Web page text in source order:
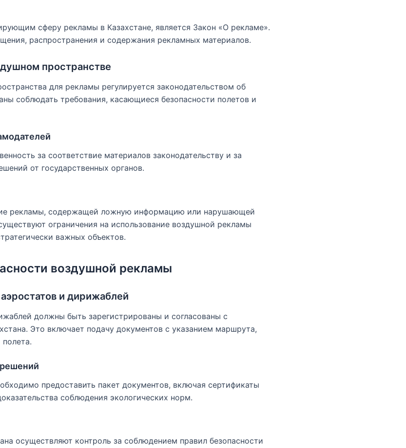
сферу рекламы в Казахстане, является Закон «О рекламе».
распространения и содержания рекламных материалов.
пространстве
для рекламы регулируется законодательством об
соблюдать требования, касающиеся безопасности полетов и
за соответствие материалов законодательству и за
от государственных органов.
рекламы, содержащей ложную информацию или нарушающей
ограничения на использование воздушной рекламы
важных объектов.
воздушной рекламы
и дирижаблей
должны быть зарегистрированы и согласованы с
Это включает подачу документов с указанием маршрута,
предоставить пакет документов, включая сертификаты
соблюдения экологических норм.
осуществляют контроль за соблюдением правил безопасности